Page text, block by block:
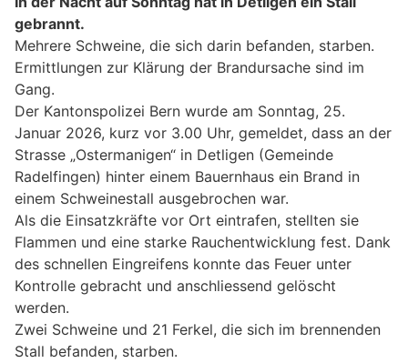
gebrannt.
Mehrere Schweine, die sich darin befanden, starben.
Ermittlungen zur Klärung der Brandursache sind im
Gang.
Der Kantonspolizei Bern wurde am Sonntag, 25.
Januar 2026, kurz vor 3.00 Uhr, gemeldet, dass an der
Strasse „Ostermanigen“ in Detligen (Gemeinde
Radelfingen) hinter einem Bauernhaus ein Brand in
einem Schweinestall ausgebrochen war.
Als die Einsatzkräfte vor Ort eintrafen, stellten sie
Flammen und eine starke Rauchentwicklung fest. Dank
des schnellen Eingreifens konnte das Feuer unter
Kontrolle gebracht und anschliessend gelöscht
werden.
Zwei Schweine und 21 Ferkel, die sich im brennenden
Stall befanden, starben.